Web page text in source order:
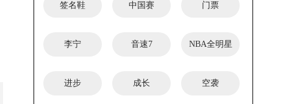
签名鞋 中国赛 门票
李宁 音速7 NBA全明星
进步 成长 空袭